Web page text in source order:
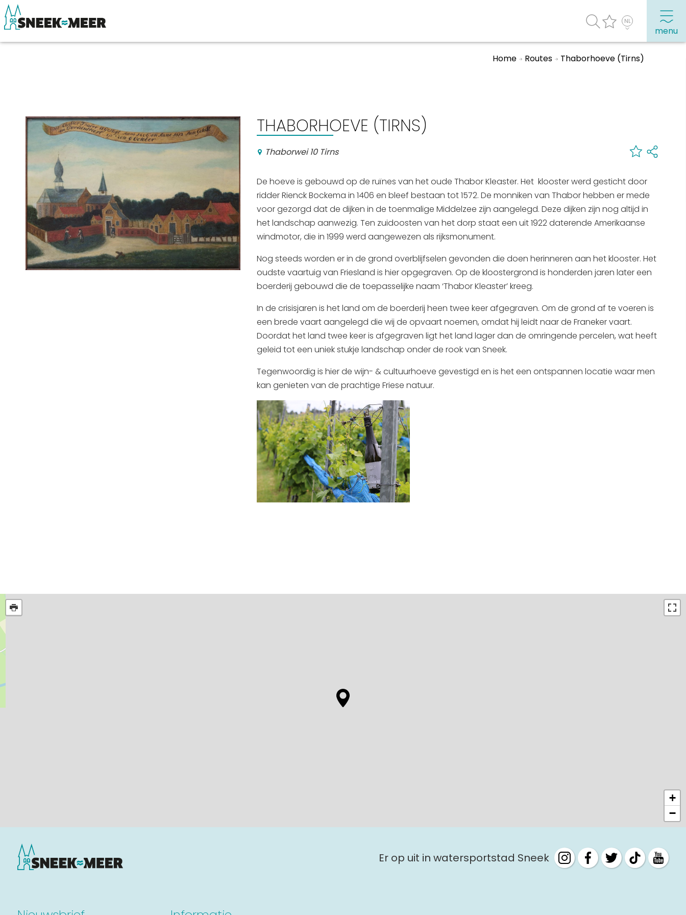
menu
Praktische informatie
Toeristische informatie
Bezienswaardigheden
Watersport
Overnachten
Jouw Sneek
Routes
Citygame Escapegame Sneek
Webcams
De leukste routes
Sneek
Winkelen in Sneek
Bootverhuur
Home Routes Thaborhoeve (Tirns)
THABORHOEVE (TIRNS)
Thaborwei 10 Tirns
De hoeve is gebouwd op de ruïnes van het oude Thabor Kleaster. Het klooster werd gesticht door
ridder Rienck Bockema in 1406 en bleef bestaan tot 1572. De monniken van Thabor hebben er mede
voor gezorgd dat de dijken in de toenmalige Middelzee zijn aangelegd. Deze dijken zijn nog altijd in
het landschap aanwezig. Ten zuidoosten van het dorp staat een uit 1922 daterende Amerikaanse
windmotor, die in 1999 werd aangewezen als rijksmonument.
Nog steeds worden er in de grond overblijfselen gevonden die doen herinneren aan het klooster. Het
oudste vaartuig van Friesland is hier opgegraven. Op de kloostergrond is honderden jaren later een
boerderij gebouwd die de toepasselijke naam ‘Thabor Kleaster’ kreeg.
In de crisisjaren is het land om de boerderij heen twee keer afgegraven. Om de grond af te voeren is
een brede vaart aangelegd die wij de opvaart noemen, omdat hij leidt naar de Franeker vaart.
Doordat het land twee keer is afgegraven ligt het land lager dan de omringende percelen, wat heeft
geleid tot een uniek stukje landschap onder de rook van Sneek.
Tegenwoordig is hier de wijn- & cultuurhoeve gevestigd en is het een ontspannen locatie waar men
kan genieten van de prachtige Friese natuur.
+
−
Er op uit in watersportstad Sneek